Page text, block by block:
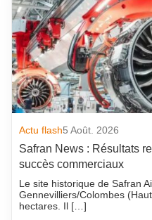
Actu flash5 Août. 2026
Safran News : Résultats
succès commerciaux
Le site historique de Safran
Gennevilliers/Colombes
hectares. Il […]